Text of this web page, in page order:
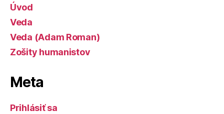
Úvod
Veda
Veda (Adam Roman)
Zošity humanistov
Meta
Prihlásiť sa